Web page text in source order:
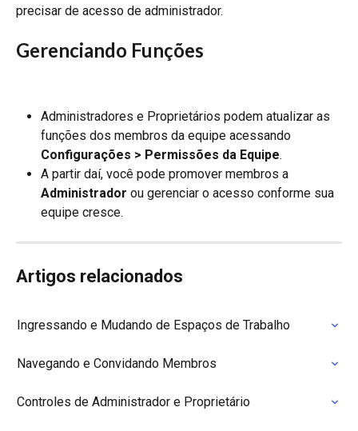
precisar de acesso de administrador.
Gerenciando Funções
Administradores e Proprietários podem atualizar as
funções dos membros da equipe acessando
Configurações > Permissões da Equipe.
A partir daí, você pode promover membros a
Administrador ou gerenciar o acesso conforme sua
equipe cresce.
Artigos relacionados
Ingressando e Mudando de Espaços de Trabalho
Navegando e Convidando Membros
Controles de Administrador e Proprietário